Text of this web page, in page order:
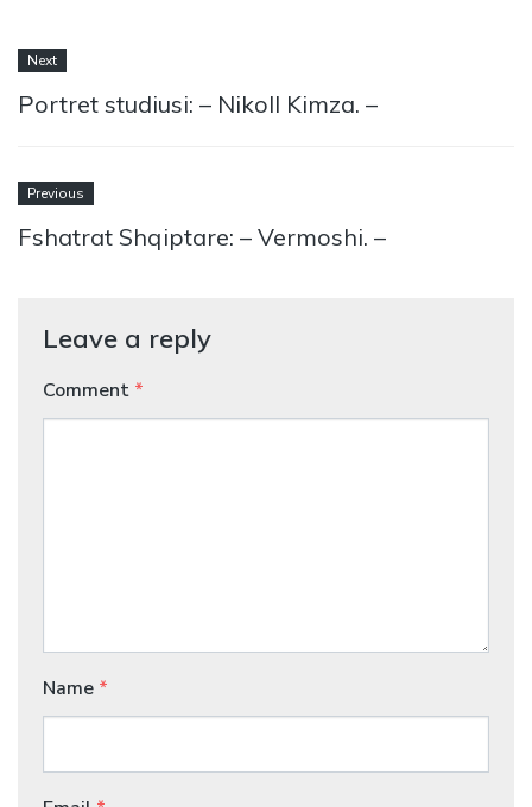
Next
Portret studiusi: – Nikoll Kimza. –
Previous
Fshatrat Shqiptare: – Vermoshi. –
Leave a reply
Comment *
Name *